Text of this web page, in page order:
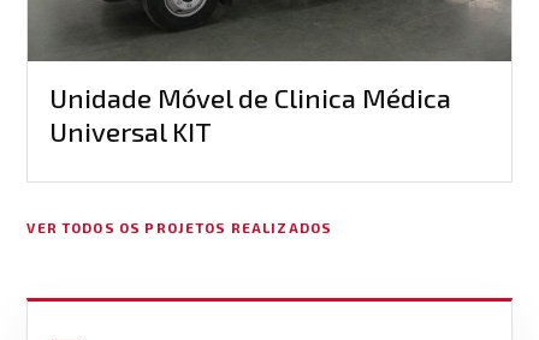
Unidade Móvel de Clinica Médica
Universal KIT
VER TODOS OS PROJETOS REALIZADOS